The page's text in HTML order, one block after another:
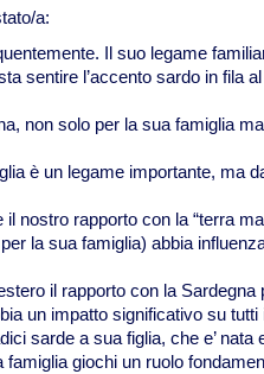
a:
Il suo legame
sentire l’accento sardo in fila
non solo per la sua famiglia
è un legame importante, ma
nostro rapporto con la “terra
la sua famiglia) abbia
il rapporto con la
un impatto significativo su tutti
sarde a sua figlia, che e’ nata
giochi un ruolo